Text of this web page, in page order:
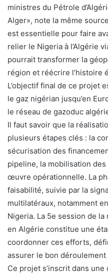
ministres du Pétrole
Alger», note la même
est essentielle pour faire
relier le Nigeria à l’Algérie
pourrait transformer la
région et réécrire l’histoire
L’objectif final de ce projet
le gaz nigérian jusqu’en
le réseau de gazoduc
Il faut savoir que la
plusieurs étapes clés : la
sécurisation des
pipeline, la mobilisation
œuvre opérationnelle. La
faisabilité, suivie par la
multilatéraux, notamment
Nigeria. La 5e session de
en Algérie constitue une
coordonner ces efforts,
assurer le bon déroulement
Ce projet s’inscrit dans